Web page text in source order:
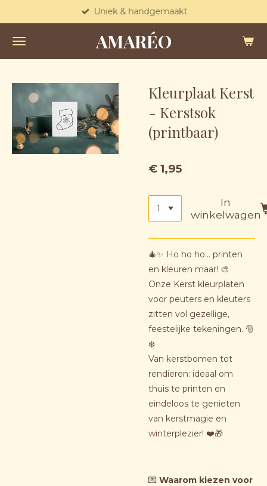
naar
de
AMARÉO
Uniek & handgemaakt
Kleurplaat Kerst
- Kerstsok
(printbaar)
€ 1,95
In
winkelwagen
🎄✨ Ho ho ho… printen
en kleuren maar! 🎨
Onze Kerst kleurplaten
voor peuters en kleuters
zitten vol gezellige,
feestelijke tekeningen. 🎅
❄️
Van kerstbomen tot
rendieren: ideaal om
thuis te printen en
eindeloos te genieten
van kerstmagie en
winterplezier! ❤️🎁
💌 Waarom kiezen voor